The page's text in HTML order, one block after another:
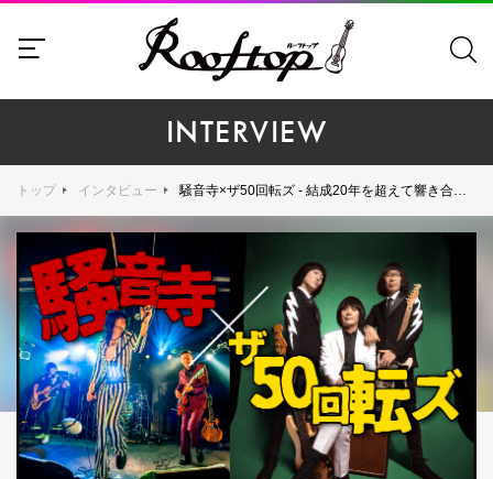
INTERVIEW
トップ インタビュー 騒音寺×ザ50回転ズ - 結成20年を超えて響き合うロックンロールの教訓とアナログの質感